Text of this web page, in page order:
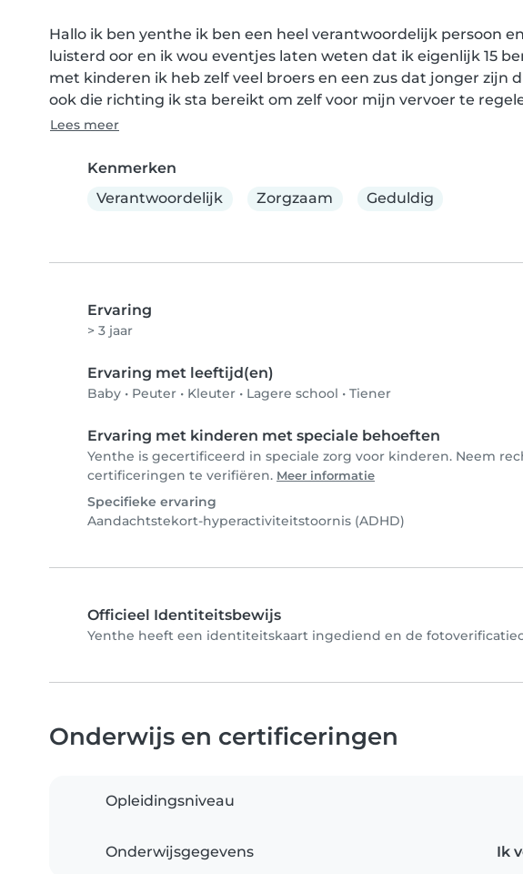
Hallo ik ben yenthe ik ben een heel verantwoordelijk persoon
luisterd oor en ik wou eventjes laten weten dat ik eigenlijk 15
met kinderen ik heb zelf veel broers en een zus dat jonger zijn
ook die richting ik sta bereikt om zelf voor mijn vervoer te
Lees meer
Kenmerken
Verantwoordelijk
Zorgzaam Geduldig
Ervaring
> 3 jaar
Ervaring met leeftijd(en)
Baby • Peuter • Kleuter • Lagere school • Tiener
Ervaring met kinderen met speciale behoeften
Yenthe is gecertificeerd in speciale zorg voor kinderen. Neem
certificeringen te verifiëren. Meer informatie
Specifieke ervaring
Aandachtstekort-hyperactiviteitstoornis (ADHD)
Officieel Identiteitsbewijs
Yenthe heeft een identiteitskaart ingediend en de
Onderwijs en certificeringen
Opleidingsniveau
Onderwijsgegevens Ik